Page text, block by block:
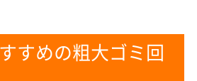
すめの粗大ゴミ回